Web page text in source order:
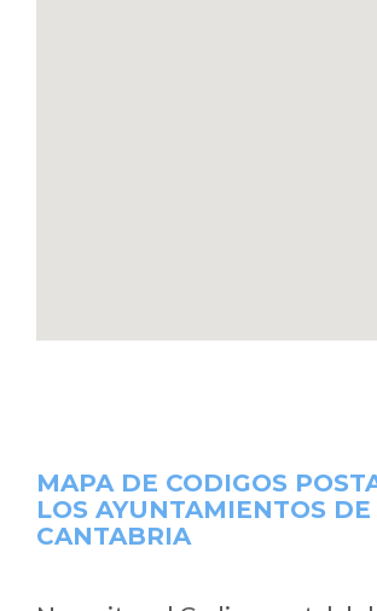
MAPA DE CODIGOS
LOS AYUNTAMIENTOS DE
CANTABRIA